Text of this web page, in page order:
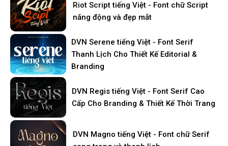
Riot Script tiếng Việt - Font chữ Script
năng động và đẹp mắt
DVN Serene tiếng Việt - Font Serif
Thanh Lịch Cho Thiết Kế Editorial &
Branding
DVN Regis tiếng Việt - Font Serif Cao
Cấp Cho Branding & Thiết Kế Thời Trang
DVN Magno tiếng Việt - Font chữ Serif